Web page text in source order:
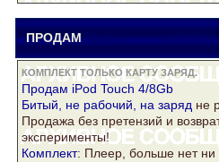
ПРОДАМ Drake
КОМПЛЕКТ ТОЛЬКО КАРТУ ЗАРЯД.
Продам iPod Touch 4/8Gb
Битый, не рабочий, на заряд не
Продажа без претензий и
эксперименты!
Комплект: Плеер, больше нет ни